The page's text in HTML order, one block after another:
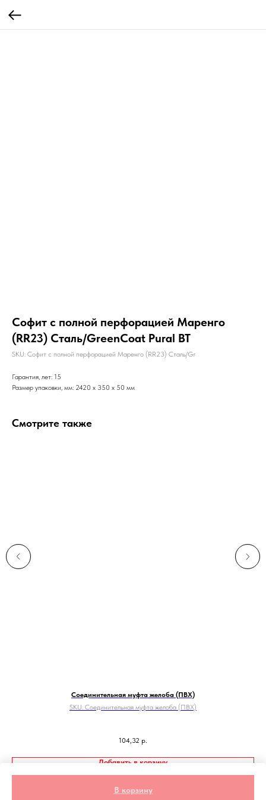
Софит с полной перфорацией Маренго
(RR23) Сталь/GreenCoat Pural BT
SKU: Софит с полной перфорацией Маренго (RR23) Сталь/Gr
В корзину
Гарантия, лет: 15
Размер упаковки, мм: 2420 x 350 x 50 мм
Смотрите также
Соединительная муфта желоба (ПВХ)
SKU: Соединительная муфта желоба (ПВХ)
104,32 р.
Добавить в корзину